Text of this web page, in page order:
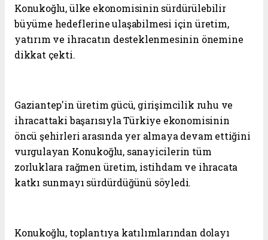
Konukoğlu, ülke ekonomisinin sürdürülebilir
büyüme hedeflerine ulaşabilmesi için üretim,
yatırım ve ihracatın desteklenmesinin önemine
dikkat çekti.
Gaziantep'in üretim gücü, girişimcilik ruhu ve
ihracattaki başarısıyla Türkiye ekonomisinin
öncü şehirleri arasında yer almaya devam ettiğini
vurgulayan Konukoğlu, sanayicilerin tüm
zorluklara rağmen üretim, istihdam ve ihracata
katkı sunmayı sürdürdüğünü söyledi.
Konukoğlu, toplantıya katılımlarından dolayı